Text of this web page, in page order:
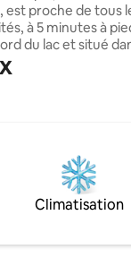
est proche de tous
à 5 minutes à
du lac et situé
de la vieille-ville, au
d’une maison datant
hôtes, exigeant
ainsi que leur
pour ces
Climatisation